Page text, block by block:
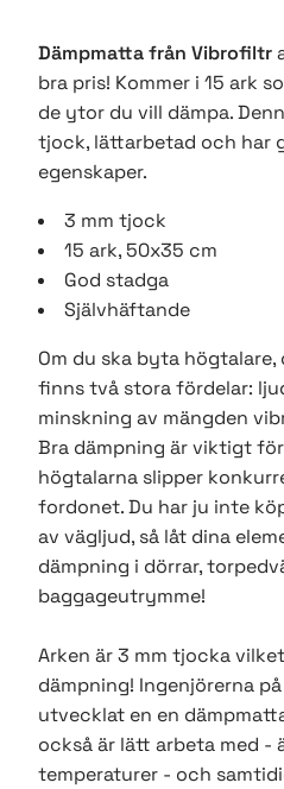
Dämpmatta från Vibrofiltr
bra pris! Kommer i 15 ark
de ytor du vill dämpa.
tjock, lättarbetad och har
egenskaper.
3 mm tjock
15 ark, 50x35 cm
God stadga
Självhäftande
Om du ska byta
finns två stora fördelar:
minskning av mängden
Bra dämpning är viktigt
högtalarna slipper
fordonet. Du har ju inte
av vägljud, så låt dina
dämpning i dörrar,
baggageutrymme!
Arken är 3 mm tjocka
dämpning! Ingenjörerna
utvecklat en en
också är lätt arbeta med -
temperaturer - och